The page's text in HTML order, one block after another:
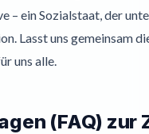
– ein Sozialstaat, der
Lasst uns gemeinsam
uns alle.
(FAQ) zur